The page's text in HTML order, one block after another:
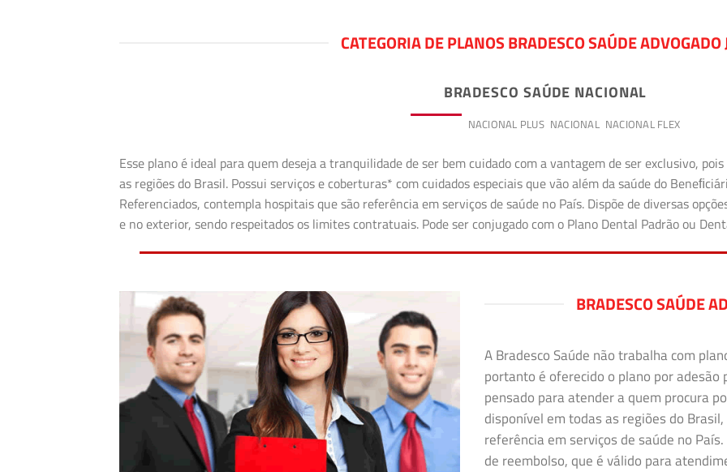
CATEGORIA DE PLANOS BRADESCO SAÚDE ADVOGADO
BRADESCO SAÚDE NACIONAL
NACIONAL PLUS NACIONAL NACIONAL FLEX
Esse plano é ideal para quem deseja a tranquilidade de ser bem cuidado com a vantagem de ser exclusivo,
as regiões do Brasil. Possui serviços e coberturas* com cuidados especiais que vão além da saúde do
Referenciados, contempla hospitais que são referência em serviços de saúde no País. Dispõe de diversas
e no exterior, sendo respeitados os limites contratuais. Pode ser conjugado com o Plano Dental Padrão ou
BRADESCO SAÚDE
A Bradesco Saúde não trabalha com
portanto é oferecido o plano por adesão
pensado para atender a quem procura
disponível em todas as regiões do
referência em serviços de saúde no
de reembolso, que é válido para